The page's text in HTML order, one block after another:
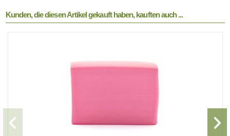
Kunden, die diesen Artikel gekauft haben, kauften auch ...